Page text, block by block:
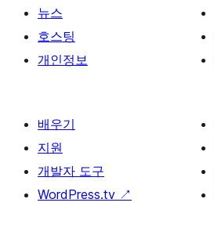
뉴스
호스팅
개인정보
배우기
지원
개발자 도구
WordPress.tv ↗